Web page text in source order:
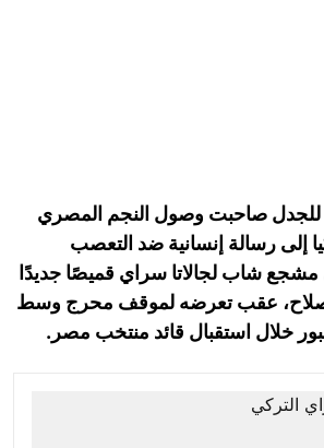
للجدل صاحبت وصول النجم المصري
إلى رسالة إنسانية ضد التعصب
مشجع شاب لجالاتا سراي قميصًا جديدًا
عقب تعرضه لموقف محرج وسط
خلال استقبال قائد منتخب مصر.